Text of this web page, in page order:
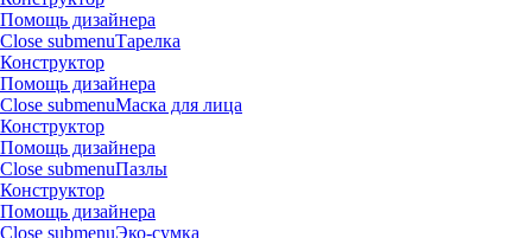
Помощь дизайнера
Close submenuТарелка
Конструктор
Помощь дизайнера
Close submenuМаска для лица
Конструктор
Помощь дизайнера
Close submenuПазлы
Конструктор
Помощь дизайнера
Close submenuЭко-сумка